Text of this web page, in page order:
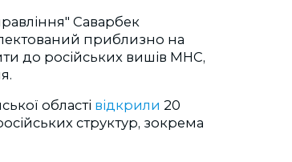
Саварбек
приблизно на
до російських вишів МНС,
області відкрили 20
структур, зокрема